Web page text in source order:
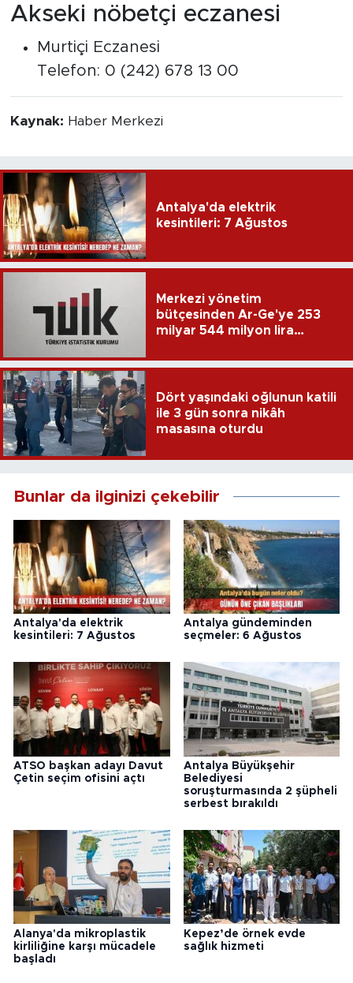
Akseki nöbetçi eczanesi
Murtiçi Eczanesi
Telefon: 0 (242) 678 13 00
Kaynak: Haber Merkezi
Antalya'da elektrik
kesintileri: 7 Ağustos
Merkezi yönetim
bütçesinden Ar-Ge'ye 253
milyar 544 milyon lira
Dört yaşındaki oğlunun katili
ile 3 gün sonra nikâh
masasına oturdu
Bunlar da ilginizi çekebilir
Antalya'da elektrik
kesintileri: 7 Ağustos
Antalya gündeminden
seçmeler: 6 Ağustos
ATSO başkan adayı Davut
Çetin seçim ofisini açtı
Antalya Büyükşehir
Belediyesi
soruşturmasında 2 şüpheli
serbest bırakıldı
Alanya'da mikroplastik
kirliliğine karşı mücadele
başladı
Kepez’de örnek evde
sağlık hizmeti